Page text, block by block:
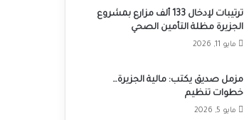
ترتيبات لإدخال 133 ألف مزارع بمشروع
الجزيرة مظلة التأمين الصحي
مايو 11, 2026
مزمل صديق يكتب: مالية الجزيرة…
خطوات تنظيم
مايو 5, 2026